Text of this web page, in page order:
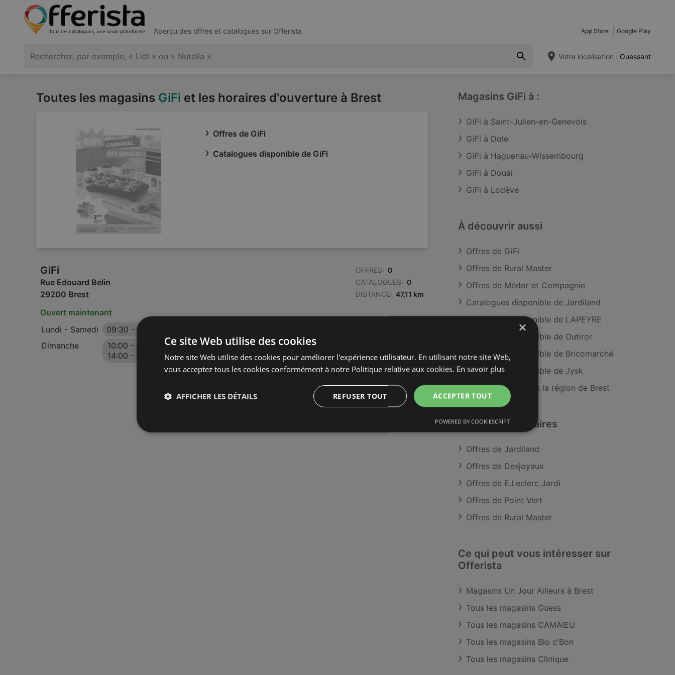
Aperçu des offres et catalogues sur Offerista App Store Google Play
Votre localisation : Ouessant
Toutes les magasins GiFi et les horaires d'ouverture à Brest
Offres de GiFi
Catalogues disponible de GiFi
GiFi
Rue Edouard Belin
29200 Brest
OFFRES: 0
CATALOGUES: 0
DISTANCE: 47,11 km
Ouvert maintenant
Lundi - Samedi
09:30 -19:30
Dimanche
10:00 -
14:00 -
Magasins GiFi à :
GiFi à Saint-Julien-en-Genevois
GiFi à Dole
GiFi à Haguenau-Wissembourg
GiFi à Douai
GiFi à Lodève
À découvrir aussi
Offres de GiFi
Offres de Rural Master
Offres de Médor et Compagnie
Catalogues disponible de Jardiland
Catalogues disponible de LAPEYRE
Catalogues disponible de Outiror
Catalogues disponible de Bricomarché
Catalogues disponible de Jysk
Magasins GiFi dans la région de Brest
Détaillants similaires
Offres de Jardiland
Offres de Desjoyaux
Offres de E.Leclerc Jardi
Offres de Point Vert
Offres de Rural Master
Ce qui peut vous intéresser sur
Offerista
Magasins Un Jour Ailleurs à Brest
Tous les magasins Guess
Tous les magasins CAMAIEU
Tous les magasins Bio c'Bon
Tous les magasins Clinique
×
Ce site Web utilise des cookies
Notre site Web utilise des cookies pour améliorer l'expérience utilisateur. En utilisant notre site Web,
vous acceptez tous les cookies conformément à notre Politique relative aux cookies. En savoir plus
ACCEPTER TOUT
REFUSER TOUT
AFFICHER LES DÉTAILS
POWERED BY COOKIESCRIPT